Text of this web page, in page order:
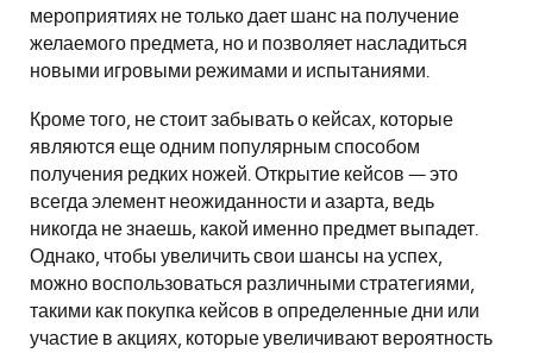
мероприятиях не только дает шанс на получение
желаемого предмета, но и позволяет насладиться
новыми игровыми режимами и испытаниями.
Кроме того, не стоит забывать о кейсах, которые
являются еще одним популярным способом
получения редких ножей. Открытие кейсов — это
всегда элемент неожиданности и азарта, ведь
никогда не знаешь, какой именно предмет выпадет.
Однако, чтобы увеличить свои шансы на успех,
можно воспользоваться различными стратегиями,
такими как покупка кейсов в определенные дни или
участие в акциях, которые увеличивают вероятность